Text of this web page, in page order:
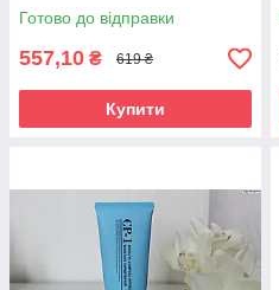
Готово до відправки
557,10 ₴ 619 ₴
Купити